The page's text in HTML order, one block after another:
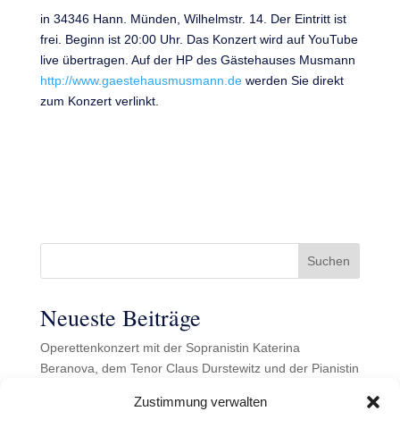
Zustimmung verwalten
in 34346 Hann. Münden, Wilhelmstr. 14. Der Eintritt ist
frei. Beginn ist 20:00 Uhr. Das Konzert wird auf YouTube
live übertragen. Auf der HP des Gästehauses Musmann
http://www.gaestehausmusmann.dewerden Sie direkt
zum Konzert verlinkt.
Suchen
Neueste Beiträge
Operettenkonzert mit der Sopranistin Katerina
Beranova, dem Tenor Claus Durstewitz und der Pianistin